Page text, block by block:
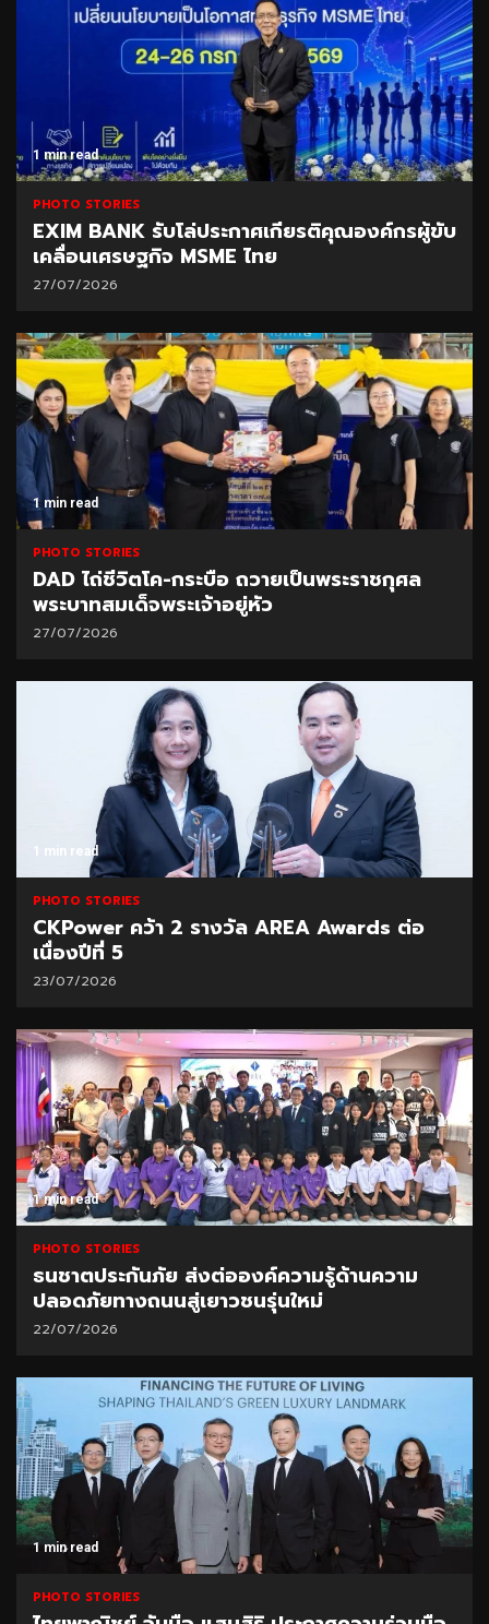
1 min read
PHOTO STORIES
EXIM BANK รับโล่ประกาศเกียรติคุณองค์กรผู้ขับ
เคลื่อนเศรษฐกิจ MSME ไทย
27/07/2026
1 min read
PHOTO STORIES
DAD ไถ่ชีวิตโค-กระบือ ถวายเป็นพระราชกุศล
พระบาทสมเด็จพระเจ้าอยู่หัว
27/07/2026
1 min read
PHOTO STORIES
CKPower คว้า 2 รางวัล AREA Awards ต่อ
เนื่องปีที่ 5
23/07/2026
1 min read
PHOTO STORIES
ธนชาตประกันภัย ส่งต่อองค์ความรู้ด้านความ
ปลอดภัยทางถนนสู่เยาวชนรุ่นใหม่
22/07/2026
1 min read
PHOTO STORIES